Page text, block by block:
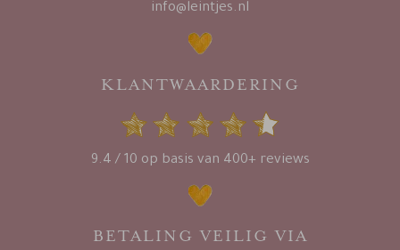
info@leintjes.nl
KLANTWAARDERING
9.4 / 10 op basis van 400+ reviews
BETALING VEILIG VIA